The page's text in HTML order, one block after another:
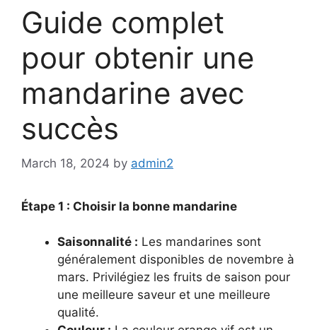
Guide complet
pour obtenir une
mandarine avec
succès
March 18, 2024 by admin2
Étape 1 : Choisir la bonne mandarine
Saisonnalité : Les mandarines sont
généralement disponibles de novembre à
mars. Privilégiez les fruits de saison pour
une meilleure saveur et une meilleure
qualité.